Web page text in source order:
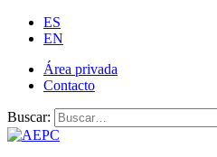
ES
EN
Área privada
Contacto
Buscar: